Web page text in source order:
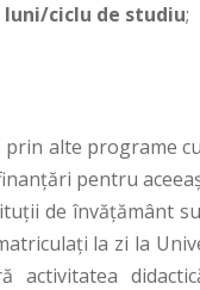
luni/ciclu de studiu;
alte programe
pentru
de învăţământ
la zi la
activitatea